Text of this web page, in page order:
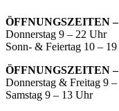
ÖFFNUNGSZEITEN
Donnerstag 9 – 22 Uhr
Sonn- & Feiertag 10 –
ÖFFNUNGSZEITEN
Donnerstag & Freitag 9
Samstag 9 – 13 Uhr